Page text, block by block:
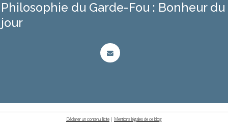
Philosophie du Garde-Fou : Bonheur du
jour
Déclarer un contenu illicite | Mentions légales de ce blog